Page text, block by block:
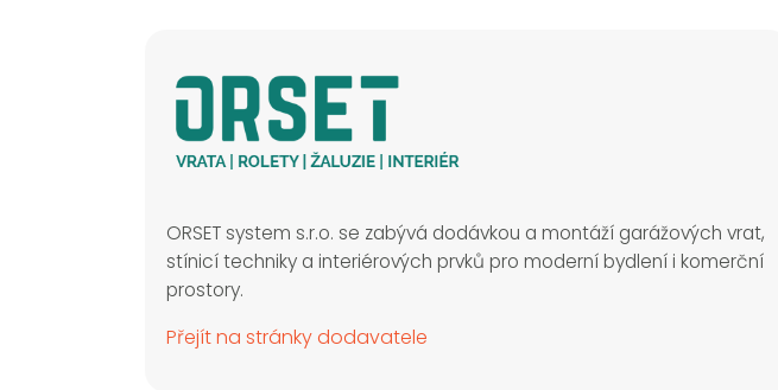
ORSET system s.r.o. se zabývá dodávkou a montáží garážových vrat,
stínicí techniky a interiérových prvků pro moderní bydlení i komerční
prostory.
Přejít na stránky dodavatele